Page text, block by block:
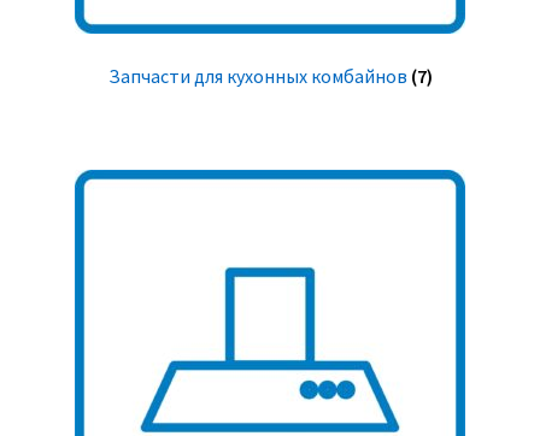
Запчасти для кухонных комбайнов (7)